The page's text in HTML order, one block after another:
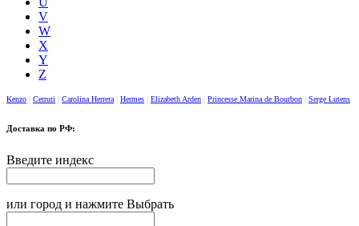
V
W
X
Y
Z
Kenzo Cerruti Carolina Herrera Hermes Elizabeth Arden Princesse Marina de Bourbon Serge Lutens
Доставка по РФ:
Введите индекс
или город и нажмите Выбрать